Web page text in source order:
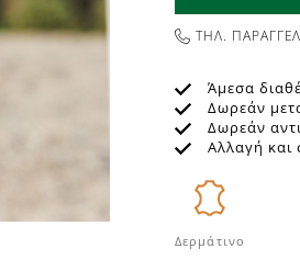
ΤΗΛ.
Άμεσα
Δωρεάν
Δωρεάν
Αλλαγή και
Δερμάτινο